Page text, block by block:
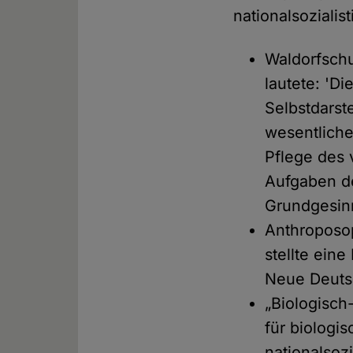
lautete:
Pflege des
Aufgaben
stellte eine
Neue
für